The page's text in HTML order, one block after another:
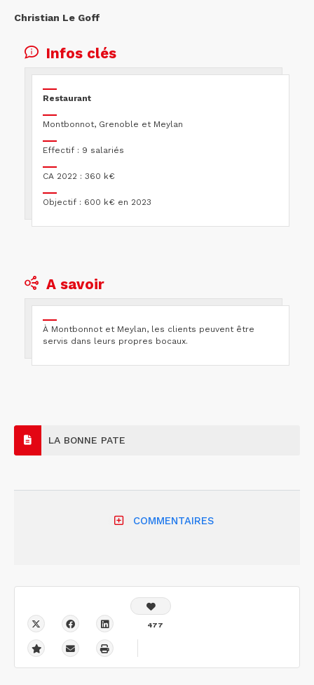
Christian Le Goff
Infos clés
Restaurant
Montbonnot, Grenoble et Meylan
Effectif : 9 salariés
CA 2022 : 360 k€
Objectif : 600 k€ en 2023
A savoir
À Montbonnot et Meylan, les clients peuvent être
servis dans leurs propres bocaux.
LA BONNE PATE
COMMENTAIRES
477